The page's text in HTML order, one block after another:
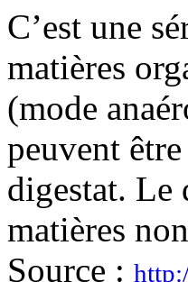
C’est une
matières
(mode
peuvent
digestat. Le
matières
Source :